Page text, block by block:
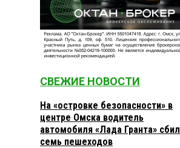
СВЕЖИЕ НОВОСТИ
На «островке безопасности» в
центре Омска водитель
автомобиля «Лада Гранта» сбил
семь пешеходов